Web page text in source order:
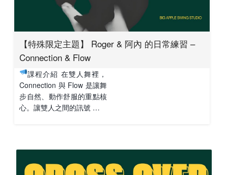
【特殊限定主題】 Roger & 阿內 的日常練習 –
Connection & Flow
課程介紹 在雙人舞裡，
Connection 與 Flow 是讓舞
步自然、動作舒服的重點核
心。讓雙人之間的訊號 …